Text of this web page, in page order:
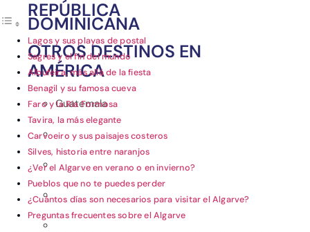
REPÚBLICA
DOMINICANA
OTROS DESTINOS EN
AMÉRICA
Guatemala
Lagos y sus playas de postal
Sagres y el fin del mundo
Albufeira, más allá de la fiesta
Benagil y su famosa cueva
Faro y la Ría Formosa
Tavira, la más elegante
Carvoeiro y sus paisajes costeros
Silves, historia entre naranjos
¿Ver el Algarve en verano o en invierno?
Pueblos que no te puedes perder
¿Cuántos días son necesarios para visitar el Algarve?
Preguntas frecuentes sobre el Algarve